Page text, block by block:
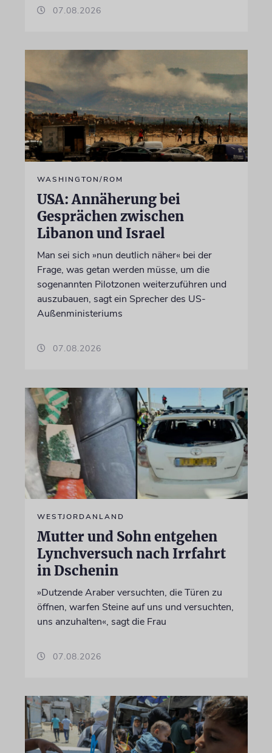
07.08.2026
WASHINGTON/ROM
USA: Annäherung bei
Gesprächen zwischen
Libanon und Israel
Man sei sich »nun deutlich näher« bei der
Frage, was getan werden müsse, um die
sogenannten Pilotzonen weiterzuführen und
auszubauen, sagt ein Sprecher des US-
Außenministeriums
07.08.2026
WESTJORDANLAND
Mutter und Sohn entgehen
Lynchversuch nach Irrfahrt
in Dschenin
»Dutzende Araber versuchten, die Türen zu
öffnen, warfen Steine auf uns und versuchten,
uns anzuhalten«, sagt die Frau
07.08.2026